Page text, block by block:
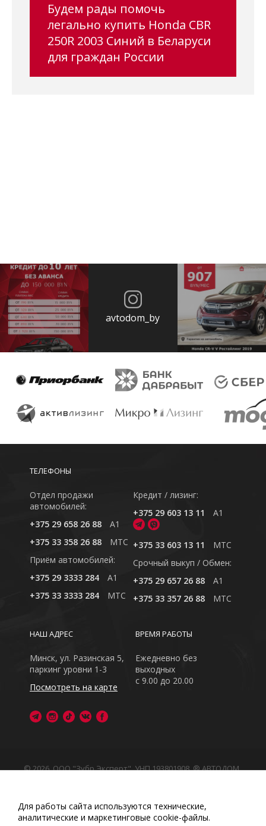
Будем рады помочь
легально купить Honda CBR
250R 2003 Синий в Беларуси
для граждан России
avtodom_by
ТЕЛЕФОНЫ
Отдел продажи
автомобилей:
+375 29 658 26 88
A1
+375 33 358 26 88
MTC
Приём автомобилей:
+375 29 3333 284
A1
+375 33 3333 284
MTC
Кредит / лизинг:
+375 29 603 13 11
A1
+375 33 603 13 11
MTC
Cрочный выкуп / Обмен:
+375 29 657 26 88
A1
+375 33 357 26 88
MTC
ВРЕМЯ РАБОТЫ
Ежедневно без
выходных
с 9.00 до 20.00
НАШ АДРЕС
Минск, ул. Разинская 5,
паркинг уровни 1-3
Посмотреть на карте
© 2026, ООО "Зубр Эксперт", УНП 193801908. ® АВТОДОМ
Обращаем Ваше внимание на то, что данный интернет-
сайт носит исключительно информационный характер
Любое использование либо копирование материалов
Для работы сайта используются технические,
аналитические и маркетинговые сооkіе-файлы.